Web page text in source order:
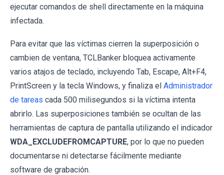
ejecutar comandos de shell directamente en la máquina
infectada.
Para evitar que las víctimas cierren la superposición o
cambien de ventana, TCLBanker bloquea activamente
varios atajos de teclado, incluyendo Tab, Escape, Alt+F4,
PrintScreen y la tecla Windows, y finaliza el Administrador
de tareas cada 500 milisegundos si la víctima intenta
abrirlo. Las superposiciones también se ocultan de las
herramientas de captura de pantalla utilizando el indicador
WDA_EXCLUDEFROMCAPTURE, por lo que no pueden
documentarse ni detectarse fácilmente mediante
software de grabación.